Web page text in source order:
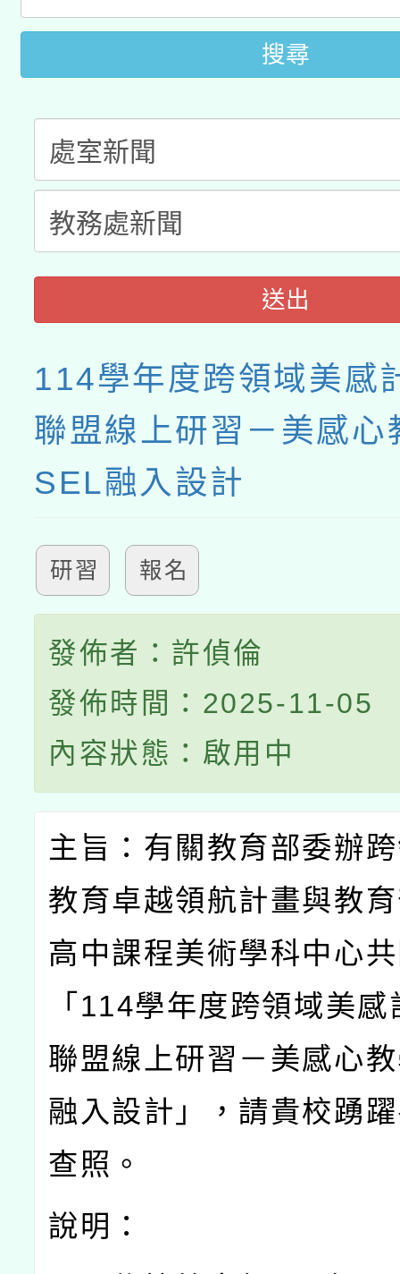
接種對象擴大為「滿6
接種之民眾」措施，延
月28日止
搜尋
送出
114學年度跨領域美感
聯盟線上研習－美感心
SEL融入設計
研習 報名
發佈者：許偵倫
發佈時間：2025-11-05
內容狀態：啟用中
主旨：有關教育部委辦
教育卓越領航計畫與教
高中課程美術學科中心
「 114學年度跨領域美感
聯盟線上研習－美感心
融入設計」，請貴校踴
查照。
說明：